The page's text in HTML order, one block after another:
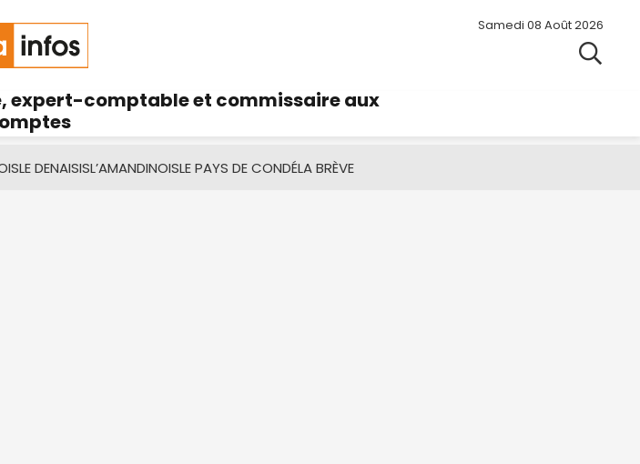
Samedi 08 Août 2026
expert-comptable et commissaire aux
LE DENAISISL’AMANDINOISLE PAYS DE CONDÉLA BRÈVE